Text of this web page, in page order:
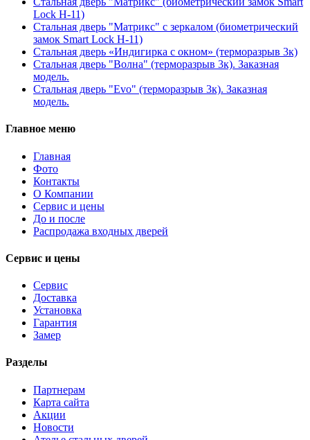
Lock H-11)
Стальная дверь "Матрикс" с зеркалом (биометрический
замок Smart Lock H-11)
Стальная дверь «Индигирка с окном» (терморазрыв 3к)
Стальная дверь "Волна" (терморазрыв 3к). Заказная
модель.
Стальная дверь "Evo" (терморазрыв 3к). Заказная
модель.
Главное меню
Главная
Фото
Контакты
О Компании
Сервис и цены
До и после
Распродажа входных дверей
Сервис и цены
Сервис
Доставка
Установка
Гарантия
Замер
Разделы
Партнерам
Карта сайта
Акции
Новости